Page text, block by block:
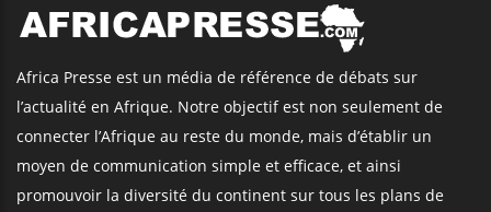
Africa Presse est un média de référence de débats sur
l’actualité en Afrique. Notre objectif est non seulement de
connecter l’Afrique au reste du monde, mais d’établir un
moyen de communication simple et efficace, et ainsi
promouvoir la diversité du continent sur tous les plans de